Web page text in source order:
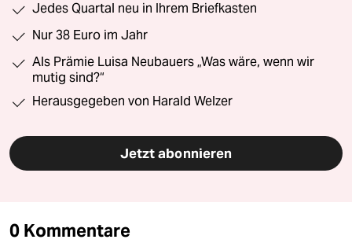
Jedes Quartal neu in Ihrem Briefkasten
Nur 38 Euro im Jahr
Als Prämie Luisa Neubauers „Was wäre, wenn wir
mutig sind?“
Herausgegeben von Harald Welzer
Jetzt abonnieren
0 Kommentare